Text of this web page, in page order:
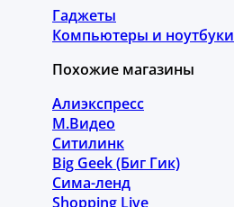
Гаджеты
Компьютеры и ноутбуки
Похожие магазины
Алиэкспресс
М.Видео
Ситилинк
Big Geek (Биг Гик)
Сима-ленд
Shopping Live